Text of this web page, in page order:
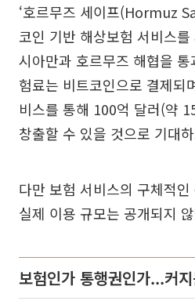
‘호르무즈 세이프(Hormuz
코인 기반 해상보험 서비스
시아만과 호르무즈 해협을
험료는 비트코인으로 결제되
비스를 통해 100억 달러(약
창출할 수 있을 것으로 기대
다만 보험 서비스의 구체적
실제 이용 규모는 공개되지
보험인가 통행권인가...커